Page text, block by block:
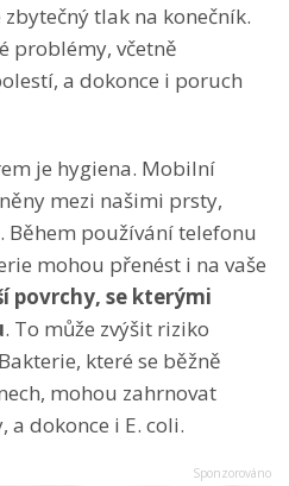
tlak na konečník.
problémy, včetně
a dokonce i poruch
je hygiena. Mobilní
mezi našimi prsty,
používání telefonu
mohou přenést i na vaše
povrchy, se kterými
. To může zvýšit riziko
které se běžně
mohou zahrnovat
dokonce i E. coli.